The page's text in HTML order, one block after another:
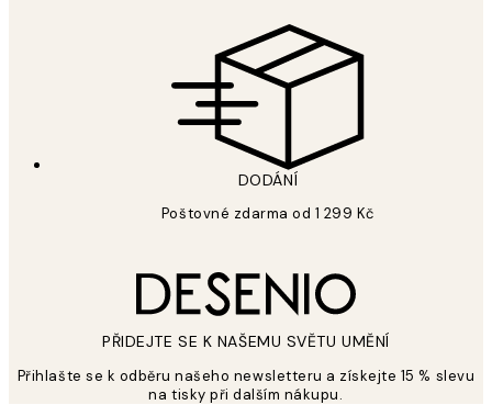
DODÁNÍ
Poštovné zdarma od 1 299 Kč
PŘIDEJTE SE K NAŠEMU SVĚTU UMĚNÍ
Přihlašte se k odběru našeho newsletteru a získejte 15 % slevu
na tisky při dalším nákupu.